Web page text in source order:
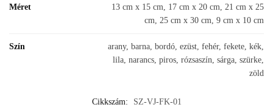
Méret
13 cm x 15 cm, 17 cm x 20 cm, 21 cm x 25
cm, 25 cm x 30 cm, 9 cm x 10 cm
Szín
arany, barna, bordó, ezüst, fehér, fekete, kék,
lila, narancs, piros, rózsaszín, sárga, szürke,
zöld
Cikkszám:
SZ-VJ-FK-01